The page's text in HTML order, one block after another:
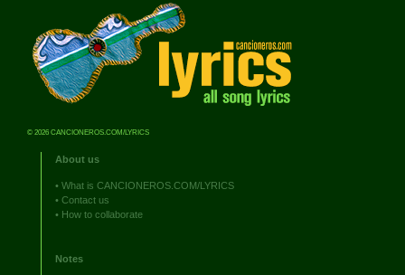
© 2026 CANCIONEROS.COM/LYRICS
About us
• What is CANCIONEROS.COM/LYRICS
• Contact us
• How to collaborate
Notes